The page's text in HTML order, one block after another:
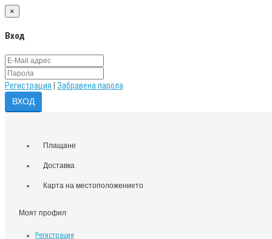
×
Вход
Регистрация Забравена парола
Плащане
Доставка
Карта на местоположението
Моят профил
Регистрация